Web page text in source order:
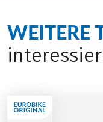
WEITERE